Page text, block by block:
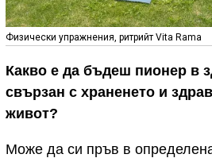
Физически упражнения, ритрийт Vita Rama
Какво е да бъдеш пионер в
свързан с храненето и
живот?
Може да си пръв в